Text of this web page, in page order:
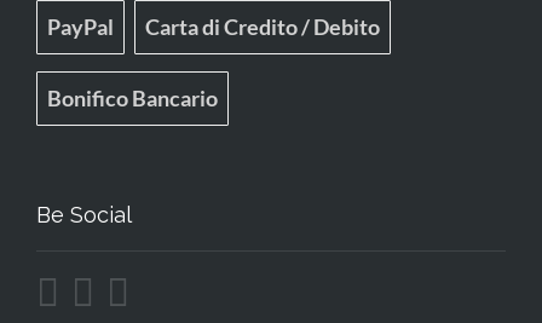
PayPal Carta di Credito / Debito
Bonifico Bancario
Be Social